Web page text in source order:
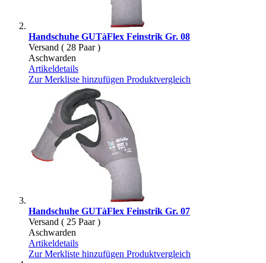
Handschuhe GUTàFlex Feinstrik Gr. 08
Versand ( 28 Paar )
Aschwarden
Artikeldetails
Zur Merkliste hinzufügen Produktvergleich
Handschuhe GUTàFlex Feinstrik Gr. 07
Versand ( 25 Paar )
Aschwarden
Artikeldetails
Zur Merkliste hinzufügen Produktvergleich